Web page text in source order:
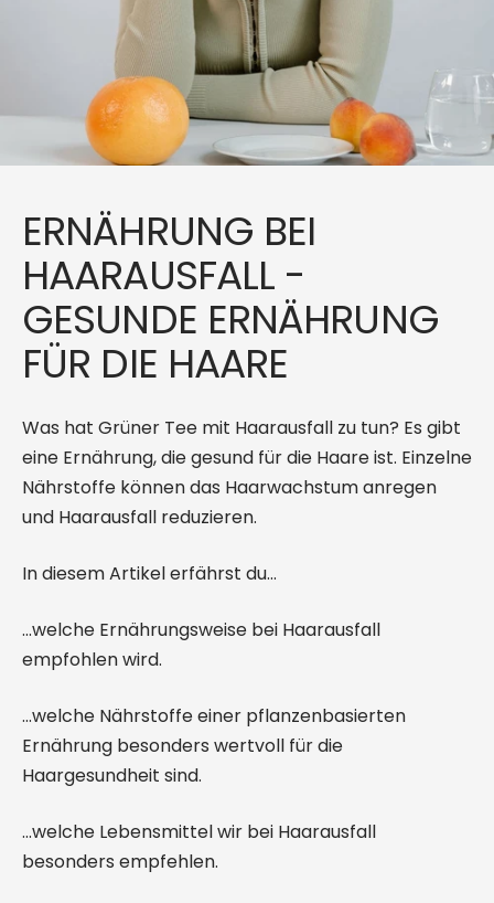
ERNÄHRUNG BEI
HAARAUSFALL -
GESUNDE ERNÄHRUNG
FÜR DIE HAARE
Was hat Grüner Tee mit Haarausfall zu tun? Es gibt
eine Ernährung, die gesund für die Haare ist. Einzelne
Nährstoffe können das Haarwachstum anregen
und Haarausfall reduzieren.
In diesem Artikel erfährst du...
...welche Ernährungsweise bei Haarausfall
empfohlen wird.
...welche Nährstoffe einer pflanzenbasierten
Ernährung besonders wertvoll für die
Haargesundheit sind.
...welche Lebensmittel wir bei Haarausfall
besonders empfehlen.